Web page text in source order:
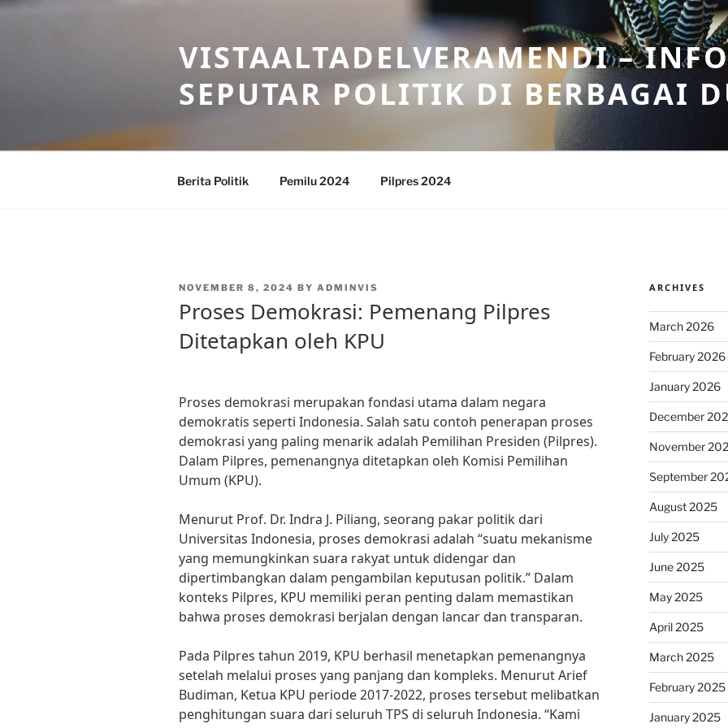
Skip
VISTAALTADELVERAMENDI –
SEPUTAR POLITIK DI BERBAGAI
Berita Politik Pemilu 2024 Pilpres 2024
POSTED
NOVEMBER 8, 2024 BY ADMINVIS
Proses Demokrasi: Pemenang Pilpres
Ditetapkan oleh KPU
Proses demokrasi merupakan fondasi utama dalam negara
demokratis seperti Indonesia. Salah satu contoh penerapan proses
demokrasi yang paling menarik adalah Pemilihan Presiden (Pilpres).
Dalam Pilpres, pemenangnya ditetapkan oleh Komisi Pemilihan
Umum (KPU).
Menurut Prof. Dr. Indra J. Piliang, seorang pakar politik dari
Universitas Indonesia, proses demokrasi adalah “suatu mekanisme
yang memungkinkan suara rakyat untuk didengar dan
dipertimbangkan dalam pengambilan keputusan politik.” Dalam
konteks Pilpres, KPU memiliki peran penting dalam memastikan
bahwa proses demokrasi berjalan dengan lancar dan transparan.
Pada Pilpres tahun 2019, KPU berhasil menetapkan pemenangnya
setelah melalui proses yang panjang dan kompleks. Menurut Arief
Budiman, Ketua KPU periode 2017-2022, proses tersebut melibatkan
penghitungan suara dari seluruh TPS di seluruh Indonesia. “Kami
ARCHIVES
March 2026
February 2026
January 2026
December
November
September
August 2025
July 2025
June 2025
May 2025
April 2025
March 2025
February 2025
January 2025